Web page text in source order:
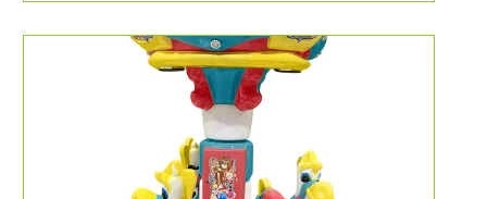
MEER INFORMATIE